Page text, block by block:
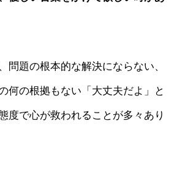
問題の根本的な解決にならない、
何の根拠もない「大丈夫だよ」と
度で心が救われることが多々あり